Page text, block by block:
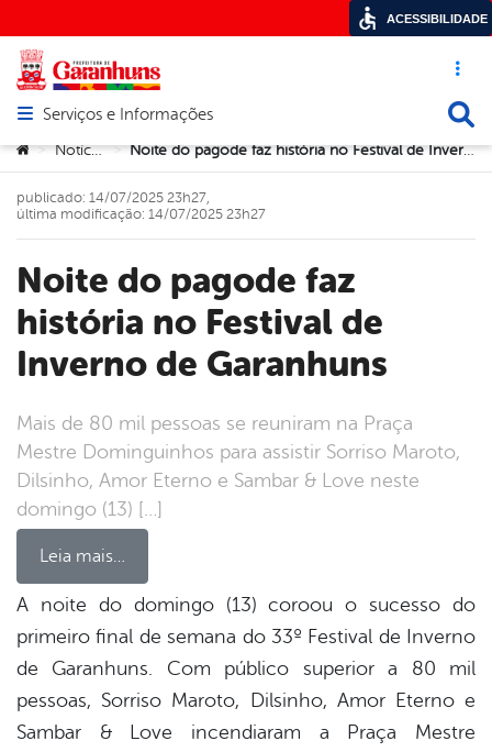
Acesso
Abrir menu principal de navegação
Serviços e Informações
Você está aqui:
> Notícias > Noite do pagode faz história no Festival de Inverno de Garanhuns
Noite do pagode faz
história no Festival de
Inverno de Garanhuns
Mais de 80 mil pessoas se reuniram na Praça
Mestre Dominguinhos para assistir Sorriso Maroto,
Dilsinho, Amor Eterno e Sambar & Love neste
domingo (13) […]
Leia mais…
publicado: 14/07/2025 23h27,
última modificação: 14/07/2025 23h27
A noite do domingo (13) coroou o sucesso do
primeiro final de semana do 33º Festival de Inverno
de Garanhuns. Com público superior a 80 mil
pessoas, Sorriso Maroto, Dilsinho, Amor Eterno e
Sambar & Love incendiaram a Praça Mestre
ACESSIBILIDADE